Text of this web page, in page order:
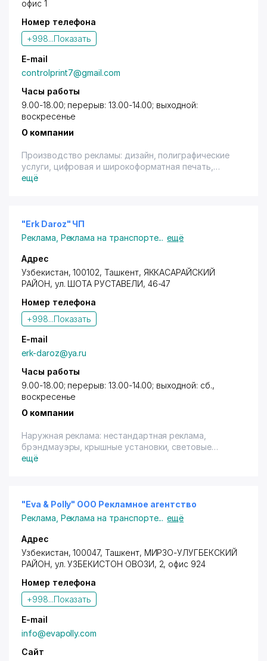
офис 1
Номер телефона
+998...Показать
E-mail
controlprint7@gmail.com
Часы работы
9.00-18.00; перерыв: 13.00-14.00; выходной:
воскресенье
О компании
Производство рекламы: дизайн, полиграфические
услуги, цифровая и широкоформатная печать,
видеореклама, сувенирная продукция, типография.
короба (лайтбоксы), объёмные буквы, маркизы,
штендеры, призматроны, Indoor-реклама.
ещё
"Erk Daroz" ЧП
Реклама Реклама на транспорте... ещё
Адрес
Узбекистан, 100102, Ташкент, ЯККАСАРАЙСКИЙ
РАЙОН, ул. ШОТА РУСТАВЕЛИ, 46-47
Номер телефона
+998...Показать
E-mail
erk-daroz@ya.ru
Часы работы
9.00-18.00; перерыв: 13.00-14.00; выходной: сб.,
воскресенье
О компании
Наружная реклама: нестандартная реклама,
брэндмауэры, крышные установки, световые
короба (лайтбоксы), объёмные буквы, маркизы,
конструкций.
Оплата по перечислению
ещё
"Eva & Polly" ООО Рекламное агентство
Реклама Реклама на транспорте... ещё
Адрес
Узбекистан, 100047, Ташкент, МИРЗО-УЛУГБЕКСКИЙ
РАЙОН, ул. УЗБЕКИСТОН ОВОЗИ, 2, офис 924
Номер телефона
+998...Показать
E-mail
info@evapolly.com
Сайт